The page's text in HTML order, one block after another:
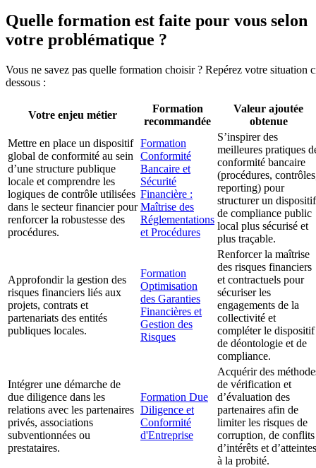
Quelle formation est faite pour vous selon
votre problématique ?
Vous ne savez pas quelle formation choisir ? Repérez votre situation
dessous :
Votre enjeu métier
Formation
recommandée
Valeur ajoutée
obtenue
Mettre en place un dispositif
global de conformité au sein
d’une structure publique
locale et comprendre les
logiques de contrôle utilisées
dans le secteur financier pour
renforcer la robustesse des
procédures.
Formation
Conformité
Bancaire et
Sécurité
Financière :
Maîtrise des
Réglementations
et Procédures
S’inspirer des
meilleures pratiques
conformité bancaire
(procédures,
reporting) pour
structurer un dispositif
de compliance public
local plus sécurisé et
plus traçable.
Approfondir la gestion des
risques financiers liés aux
projets, contrats et
partenariats des entités
publiques locales.
Formation
Optimisation
des Garanties
Financières et
Gestion des
Risques
Renforcer la maîtrise
des risques financiers
et contractuels pour
sécuriser les
engagements de la
collectivité et
compléter le dispositif
de déontologie et de
compliance.
Intégrer une démarche de
due diligence dans les
relations avec les partenaires
privés, associations
subventionnées ou
prestataires.
Formation Due
Diligence et
Conformité
d'Entreprise
Acquérir des
de vérification et
d’évaluation des
partenaires afin de
limiter les risques de
corruption, de conflits
d’intérêts et d’atteintes
à la probité.